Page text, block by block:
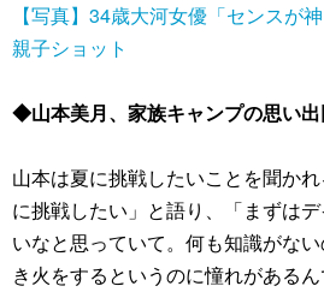
【写真】34歳大河女優「センスが
親子ショット
◆山本美月、家族キャンプの思い
山本は夏に挑戦したいことを聞か
に挑戦したい」と語り、「まずは
いなと思っていて。何も知識がな
き火をするというのに憧れがある